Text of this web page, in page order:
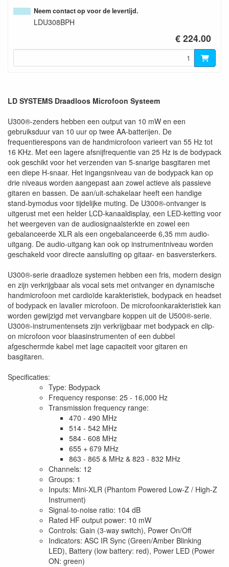
Neem contact op voor de levertijd.
LDU308BPH
€ 224.00
LD SYSTEMS Draadloos Microfoon Systeem
U300®-zenders hebben een output van 10 mW en een
gebruiksduur van 10 uur op twee AA-batterijen. De
frequentierespons van de handmicrofoon varieert van 55 Hz tot
16 KHz. Met een lagere afsnijfrequentie van 25 Hz is de bodypack
ook geschikt voor het verzenden van 5-snarige basgitaren met
een diepe H-snaar. Het ingangsniveau van de bodypack kan op
drie niveaus worden aangepast aan zowel actieve als passieve
gitaren en bassen. De aan/uit-schakelaar heeft een handige
stand-bymodus voor tijdelijke muting. De U300®-ontvanger is
uitgerust met een helder LCD-kanaaldisplay, een LED-ketting voor
het weergeven van de audiosignaalsterkte en zowel een
gebalanceerde XLR als een ongebalanceerde 6,35 mm audio-
uitgang. De audio-uitgang kan ook op instrumentniveau worden
geschakeld voor directe aansluiting op gitaar- en basversterkers.
U300®-serie draadloze systemen hebben een fris, modern design
en zijn verkrijgbaar als vocal sets met ontvanger en dynamische
handmicrofoon met cardioïde karakteristiek, bodypack en headset
of bodypack en lavalier microfoon. De microfoonkarakteristiek kan
worden gewijzigd met vervangbare koppen uit de U500®-serie.
U300®-instrumentensets zijn verkrijgbaar met bodypack en clip-
on microfoon voor blaasinstrumenten of een dubbel
afgeschermde kabel met lage capaciteit voor gitaren en
basgitaren.
Specificaties:
Type: Bodypack
Frequency response: 25 - 16,000 Hz
Transmission frequency range:
470 - 490 MHz
514 - 542 MHz
584 - 608 MHz
655 + 679 MHz
863 - 865 & MHz & 823 - 832 MHz
Channels: 12
Groups: 1
Inputs: Mini-XLR (Phantom Powered Low-Z / High-Z
Instrument)
Signal-to-noise ratio: 104 dB
Rated HF output power: 10 mW
Controls: Gain (3-way switch), Power On/Off
Indicators: ASC IR Sync (Green/Amber Blinking
LED), Battery (low battery: red), Power LED (Power
ON: green)